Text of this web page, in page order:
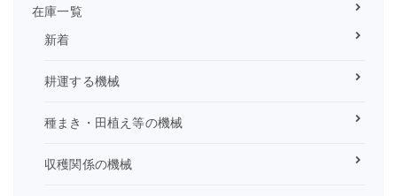
在庫一覧
新着
耕運する機械
種まき・田植え等の機械
収穫関係の機械